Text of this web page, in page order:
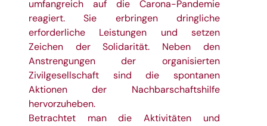
umfangreich auf die Carona-Pandemie
reagiert. Sie erbringen dringliche
erforderliche Leistungen und setzen
Zeichen der Solidarität. Neben den
Anstrengungen der organisierten
Zivilgesellschaft sind die spontanen
Aktionen der Nachbarschaftshilfe
hervorzuheben.
Betrachtet man die Aktivitäten und